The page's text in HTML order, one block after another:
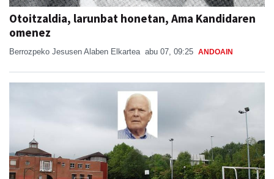
Otoitzaldia, larunbat honetan, Ama Kandidaren
omenez
Berrozpeko Jesusen Alaben Elkartea abu 07, 09:25 ANDOAIN